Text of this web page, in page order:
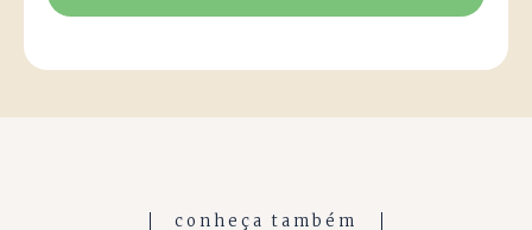
conheça também